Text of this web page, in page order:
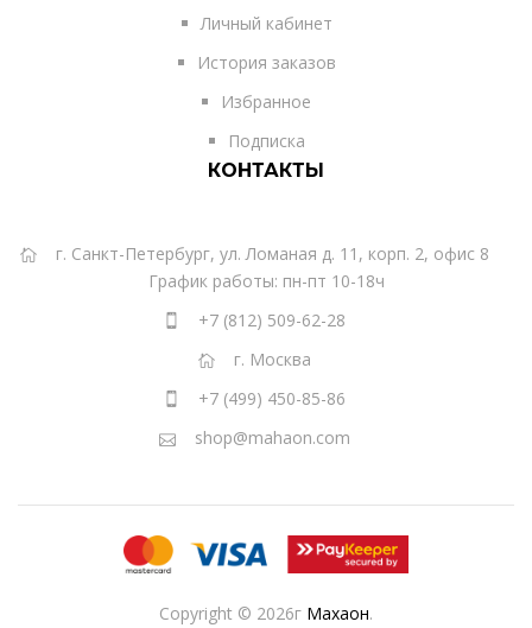
Личный кабинет
История заказов
Избранное
Подписка
КОНТАКТЫ
г. Санкт-Петербург, ул. Ломаная д. 11, корп. 2, офис 8
График работы: пн-пт 10-18ч
+7 (812) 509-62-28
г. Москва
+7 (499) 450-85-86
shop@mahaon.com
Copyright © 2026г Махаон.